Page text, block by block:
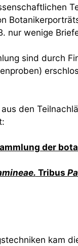
nur wenige
sind durch
den
der
Tribus
kam